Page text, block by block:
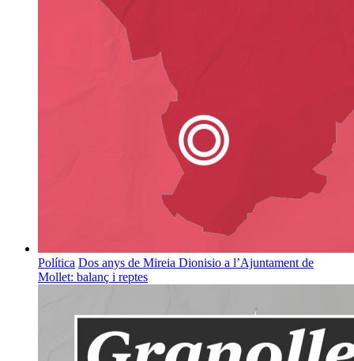
Política Dos anys de Mireia Dionisio a l’Ajuntament de
Mollet: balanç i reptes